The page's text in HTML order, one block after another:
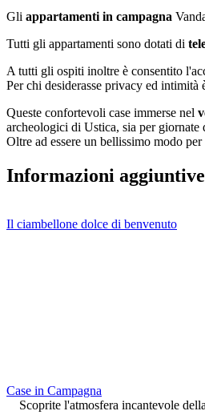
Gli appartamenti in campagna
Tutti gli appartamenti sono dotati di
A tutti gli ospiti inoltre è consentito
Per chi desiderasse privacy ed intimità
Queste confortevoli case immerse nel
archeologici di Ustica, sia per giornate
Oltre ad essere un bellissimo modo
Informazioni aggiuntive
Il ciambellone dolce di benvenuto
Case in Campagna
Scoprite l'atmosfera incantevole